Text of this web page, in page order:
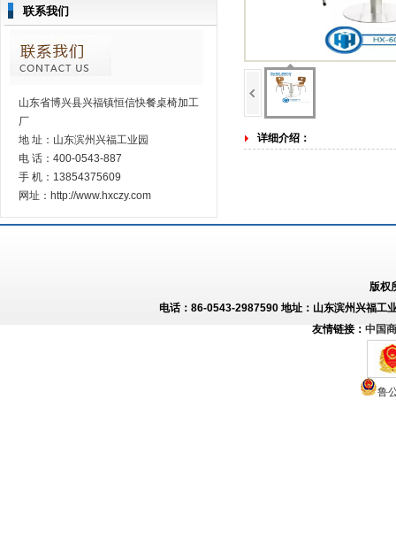
联系我们
山东省博兴县兴福镇恒信快餐桌椅加工
厂
地 址：山东滨州兴福工业园
电 话：400-0543-887
手 机：13854375609
网址：http://www.hxczy.com
详细介绍：
版权
电话：86-0543-2987590 地址：山东滨州兴福工
友情链接： 中国
鲁